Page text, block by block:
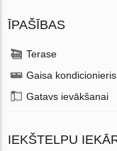
ĪPAŠĪBAS
Terase
Gaisa kondicionieris
Gatavs ievākšanai
IEKŠTELPU